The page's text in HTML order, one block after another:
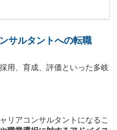
サルタントへの転職
用、育成、評価といった多岐
リアコンサルタントになるこ